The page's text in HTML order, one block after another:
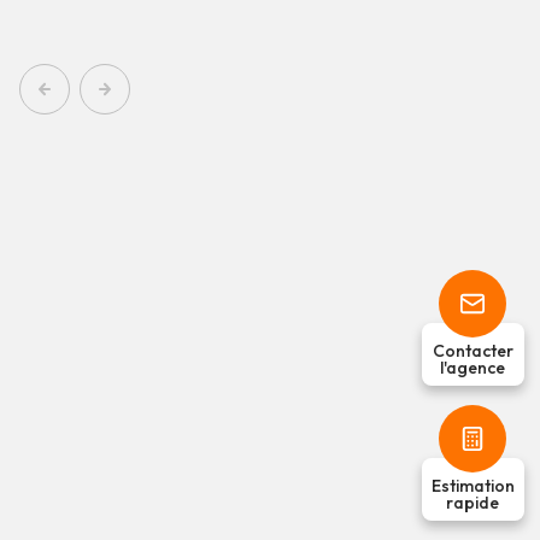
Contacter
l'agence
Estimation
rapide